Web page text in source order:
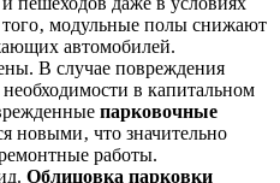
модульные полы снижают
автомобилей.
В случае повреждения
в капитальном
парковочные
новыми‚ что значительно
работы.
Облицовка парковки